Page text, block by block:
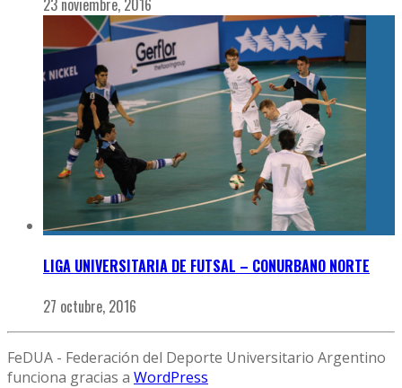
23 noviembre, 2016
LIGA UNIVERSITARIA DE FUTSAL – CONURBANO NORTE
27 octubre, 2016
FeDUA - Federación del Deporte Universitario Argentino
funciona gracias a WordPress